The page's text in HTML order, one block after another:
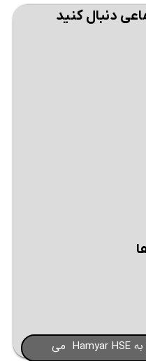
تمام حقوق این سایت متعلق به Hamyar HSE می
دنبال کنید